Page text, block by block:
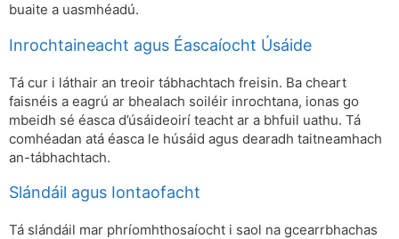
buaite a uasmhéadú.
Inrochtaineacht agus Éascaíocht Úsáide
Tá cur i láthair an treoir tábhachtach freisin. Ba cheart
faisnéis a eagrú ar bhealach soiléir inrochtana, ionas go
mbeidh sé éasca d’úsáideoirí teacht ar a bhfuil uathu. Tá
comhéadan atá éasca le húsáid agus dearadh taitneamhach
an-tábhachtach.
Slándáil agus Iontaofacht
Tá slándáil mar phríomhthosaíocht i saol na gcearrbhachas